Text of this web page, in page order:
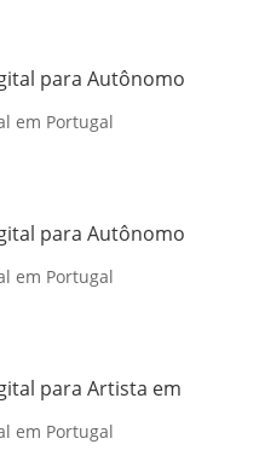
para Autônomo
em Portugal
para Autônomo
em Portugal
para Artista em
em Portugal